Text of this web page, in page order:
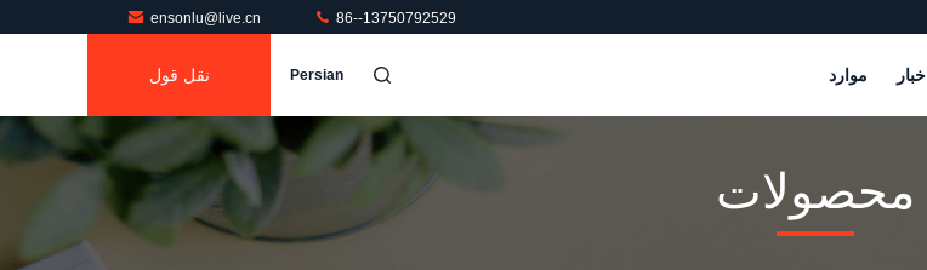
ensonlu@live.cn 86--13750792529
اخبار موارد Persian نقل قول
محصولات